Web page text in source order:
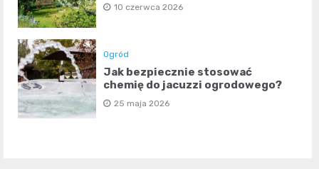
10 czerwca 2026
Ogród
Jak bezpiecznie stosować
chemię do jacuzzi ogrodowego?
25 maja 2026